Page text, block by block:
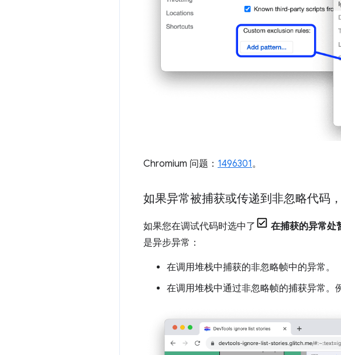
Chromium 问题： 1496301。
如果异常被捕获或传递到非忽略代码
如果您在调试代码时选中了 在捕获的异常处
是异步异常：
在调用堆栈中捕获的非忽略帧中的异常。
在调用堆栈中通过非忽略帧的捕获异常。